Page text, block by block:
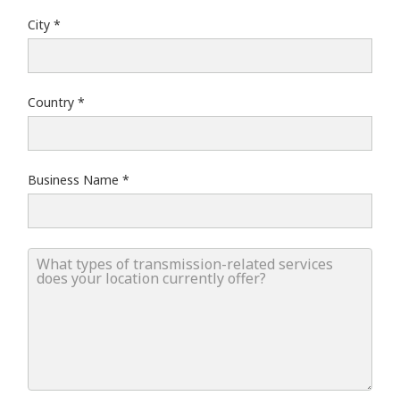
City
Country
Business Name
What types of transmission-related services does your